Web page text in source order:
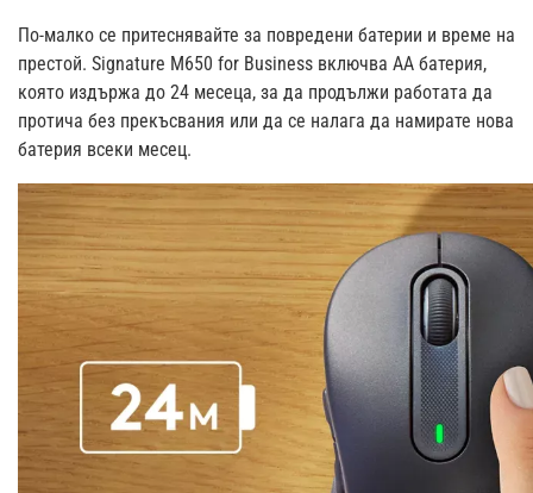
По-малко се притеснявайте за повредени батерии и време на
престой. Signature M650 for Business включва AA батерия,
която издържа до 24 месеца, за да продължи работата да
протича без прекъсвания или да се налага да намирате нова
батерия всеки месец.